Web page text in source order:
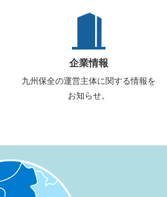
企業情報
九州保全の運営主体に関する情報を
お知らせ。